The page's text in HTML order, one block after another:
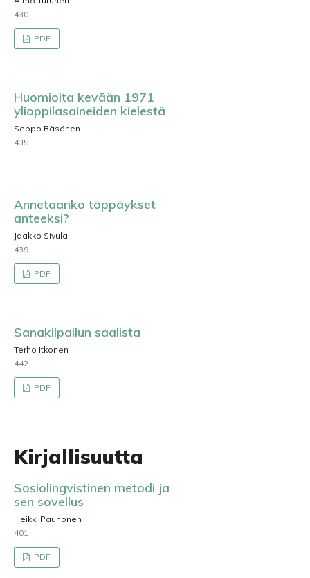
430
PDF
Huomioita kevään 1971
ylioppilasaineiden kielestä
Seppo Räsänen
435
Annetaanko töppäykset
anteeksi?
Jaakko Sivula
439
PDF
Sanakilpailun saalista
Terho Itkonen
442
PDF
Kirjallisuutta
Sosiolingvistinen metodi ja
sen sovellus
Heikki Paunonen
401
PDF